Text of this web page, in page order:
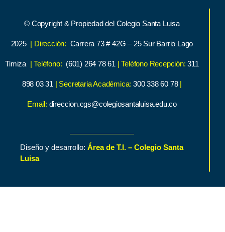
© Copyright & Propiedad del Colegio Santa Luisa
2025 | Dirección: Carrera 73 # 42G – 25 Sur Barrio Lago
Timiza | Teléfono: (601) 264 78 61 | Teléfono Recepción: 311
898 03 31 | Secretaria Académica:300 338 60 78 |
Email: direccion.cgs@colegiosantaluisa.edu.co
Diseño y desarrollo: Área de T.I. – Colegio Santa
Luisa